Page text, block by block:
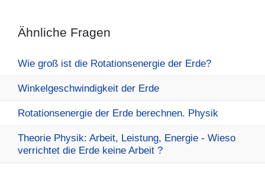
Ähnliche Fragen
Wie groß ist die Rotationsenergie der Erde?
Winkelgeschwindigkeit der Erde
Rotationsenergie der Erde berechnen. Physik
Theorie Physik: Arbeit, Leistung, Energie - Wieso
verrichtet die Erde keine Arbeit ?